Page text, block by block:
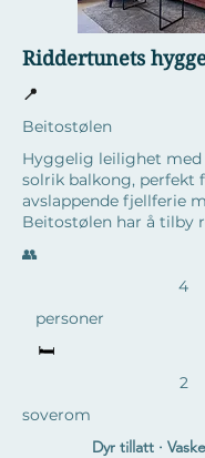
Riddertunets
📍
Beitostølen
Hyggelig leilighet med
solrik balkong, perfekt
avslappende fjellferie
Beitostølen har å tilby
​👥
4
personer
🛏️
2
soverom
Dyr tillatt ·